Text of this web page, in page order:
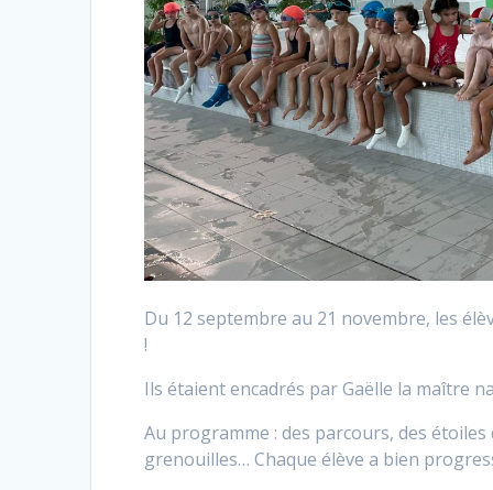
Du 12 septembre au 21 novembre, les
!
Ils étaient encadrés par Gaëlle la maître
Au programme : des parcours, des
grenouilles… Chaque élève a bien